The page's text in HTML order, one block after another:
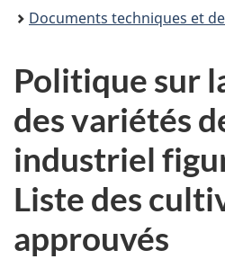
Documents techniques et
Politique sur
des variétés
industriel
Liste des
approuvés